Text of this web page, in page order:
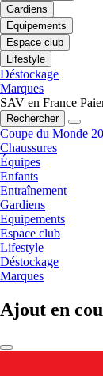
Gardiens
Equipements
Espace club
Lifestyle
Déstockage
Marques
SAV en France
Rechercher
Coupe du Monde
Chaussures
Équipes
Enfants
Entraînement
Gardiens
Equipements
Espace club
Lifestyle
Déstockage
Marques
Ajout en